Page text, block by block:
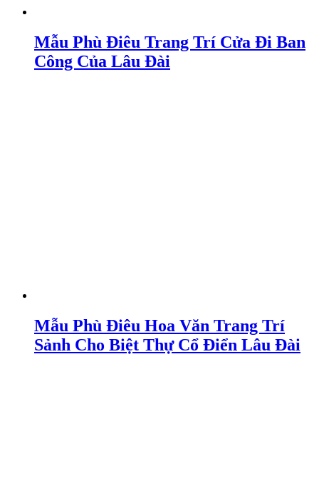
Mẫu Phù Điêu Trang Trí Cửa Đi Ban
Công Của Lâu Đài
Mẫu Phù Điêu Hoa Văn Trang Trí
Sảnh Cho Biệt Thự Cổ Điển Lâu Đài